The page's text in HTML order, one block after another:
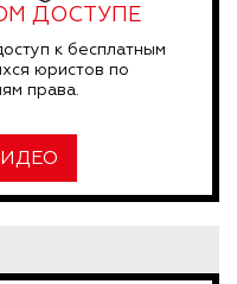
ДОСТУПЕ
к бесплатным
юристов по
права.